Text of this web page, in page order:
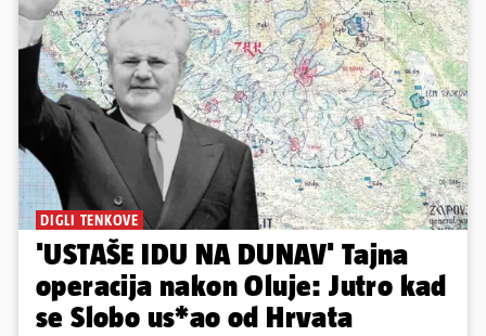
DIGLI TENKOVE
'USTAŠE IDU NA DUNAV' Tajna
operacija nakon Oluje: Jutro kad
se Slobo us*ao od Hrvata